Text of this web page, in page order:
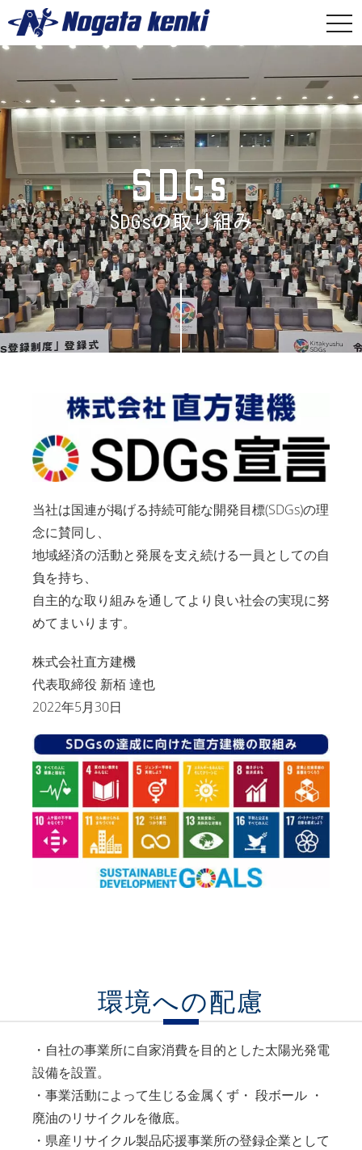
SDGs
SDGsの取り組み
当社は国連が掲げる持続可能な開発目標(SDGs)の理
念に賛同し、
地域経済の活動と発展を支え続ける一員としての自
負を持ち、
自主的な取り組みを通してより良い社会の実現に努
めてまいります。
株式会社直方建機
代表取締役 新栢 達也
2022年5月30日
環境への配慮
・自社の事業所に自家消費を目的とした太陽光発電
設備を設置。
・事業活動によって生じる金属くず・ 段ボール ・
廃油のリサイクルを徹底。
・県産リサイクル製品応援事業所の登録企業として